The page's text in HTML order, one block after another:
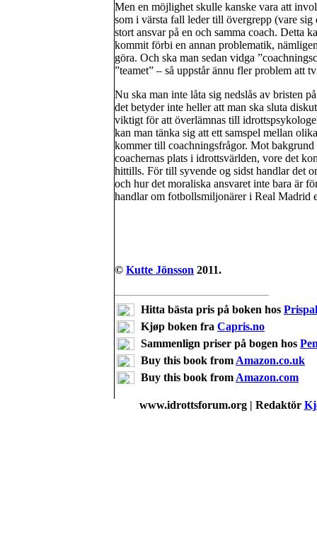
Men en möjlighet skulle kanske vara att
som i värsta fall leder till övergrepp (vare sig
stort ansvar på en och samma coach. Detta
kommit förbi en annan problematik,
göra. Och ska man sedan vidga
”teamet” – så uppstår ännu fler problem att
Nu ska man inte låta sig nedslås av bristen
det betyder inte heller att man ska sluta
viktigt för att överlämnas till
kan man tänka sig att ett samspel mellan
kommer till coachningsfrågor. Mot bakgrund
coachernas plats i idrottsvärlden, vore det
hittills. För till syvende og sidst handlar det
och hur det moraliska ansvaret inte bara är
handlar om fotbollsmiljonärer i Real Madrid
© Kutte Jönsson 2011.
Hitta bästa pris på boken hos
Kjøp boken fra Capris.no
Sammenlign priser på bogen hos
Buy this book from Amazon.co.uk
Buy this book from Amazon.com
www.idrottsforum.org | Redaktör